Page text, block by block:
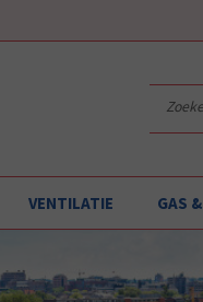
VENTILATIE GAS